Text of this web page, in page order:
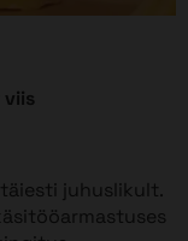
juhuslikult.